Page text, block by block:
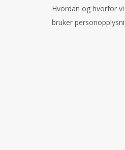
Hvordan og hvorfor
bruker